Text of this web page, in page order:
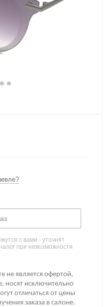
с вами - уточнят
при невозможности
не является офертой,
носят исключительно
отличаться от цены
заказа в салоне.